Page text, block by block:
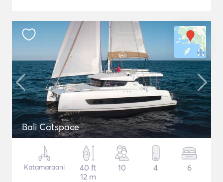
Bali Catspace
Katamaraani
40 ft
12 m
10 4 6